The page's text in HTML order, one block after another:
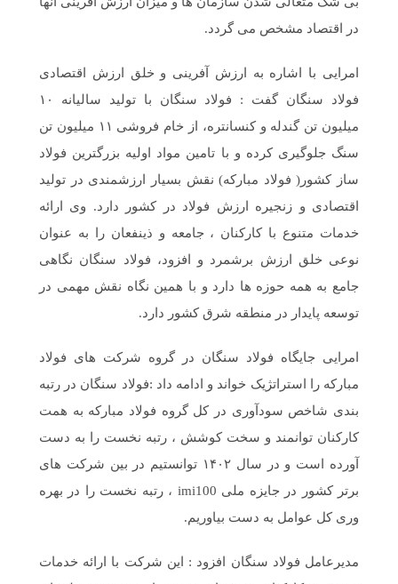
در اقتصاد مشخص می گردد.
امرایی با اشاره به ارزش آفرینی و خلق ارزش اقتصادی
فولاد سنگان گفت : فولاد سنگان با تولید سالیانه ۱۰
میلیون تن گندله و کنسانتره، از خام فروشی ۱۱ میلیون تن
سنگ جلوگیری کرده و با تامین مواد اولیه بزرگترین فولاد
ساز کشور( فولاد مبارکه) نقش بسیار ارزشمندی در تولید
اقتصادی و زنجیره ارزش فولاد در کشور دارد. وی ارائه
خدمات متنوع با کارکنان ، جامعه و ذینفعان را به عنوان
نوعی خلق ارزش برشمرد و افزود، فولاد سنگان نگاهی
جامع به همه حوزه ها دارد و با همین نگاه نقش مهمی در
توسعه پایدار در منطقه شرق کشور دارد.
امرایی جایگاه فولاد سنگان در گروه شرکت های فولاد
مبارکه را استراتژیک خواند و ادامه داد :فولاد سنگان در رتبه
بندی شاخص سودآوری در کل گروه فولاد مبارکه به همت
کارکنان توانمند و سخت کوشش ، رتبه نخست را به دست
آورده است و در سال ۱۴۰۲ توانستیم در بین شرکت های
برتر کشور در جایزه ملی imi100 ، رتبه نخست را در بهره
وری کل عوامل به دست بیاوریم.
مدیرعامل فولاد سنگان افزود : این شرکت با ارائه خدمات